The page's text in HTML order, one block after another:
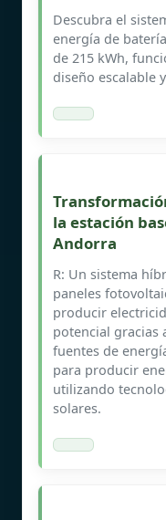
Descubra el
energía de
de 215 kWh,
diseño escalable
la estación
Andorra
R: Un sistema
paneles
producir
potencial gracias
fuentes de
para producir
utilizando
solares.